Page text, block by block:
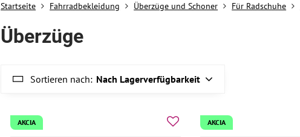
Startseite Fahrradbekleidung Überzüge und Schoner Für Radschuhe
Überzüge
Sortieren nach: Nach Lagerverfügbarkeit
AKCIA AKCIA